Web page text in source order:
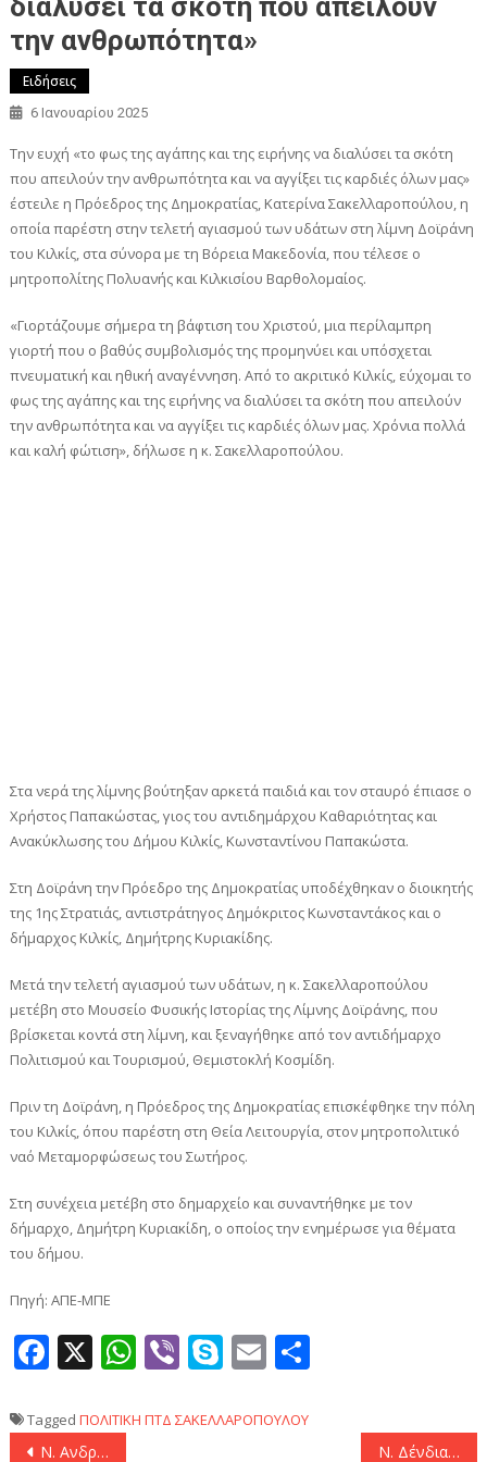
διαλύσει τα σκότη που απειλούν
την ανθρωπότητα»
Ειδήσεις
6 Ιανουαρίου 2025
Την ευχή «το φως της αγάπης και της ειρήνης να διαλύσει τα σκότη
που απειλούν την ανθρωπότητα και να αγγίξει τις καρδιές όλων μας»
έστειλε η Πρόεδρος της Δημοκρατίας, Κατερίνα Σακελλαροπούλου, η
οποία παρέστη στην τελετή αγιασμού των υδάτων στη λίμνη Δοϊράνη
του Κιλκίς, στα σύνορα με τη Βόρεια Μακεδονία, που τέλεσε ο
μητροπολίτης Πολυανής και Κιλκισίου Βαρθολομαίος.
«Γιορτάζουμε σήμερα τη βάφτιση του Χριστού, μια περίλαμπρη
γιορτή που ο βαθύς συμβολισμός της προμηνύει και υπόσχεται
πνευματική και ηθική αναγέννηση. Από το ακριτικό Κιλκίς, εύχομαι το
φως της αγάπης και της ειρήνης να διαλύσει τα σκότη που απειλούν
την ανθρωπότητα και να αγγίξει τις καρδιές όλων μας. Χρόνια πολλά
και καλή φώτιση», δήλωσε η κ. Σακελλαροπούλου.
Στα νερά της λίμνης βούτηξαν αρκετά παιδιά και τον σταυρό έπιασε ο
Χρήστος Παπακώστας, γιος του αντιδημάρχου Καθαριότητας και
Ανακύκλωσης του Δήμου Κιλκίς, Κωνσταντίνου Παπακώστα.
Στη Δοϊράνη την Πρόεδρο της Δημοκρατίας υποδέχθηκαν ο διοικητής
της 1ης Στρατιάς, αντιστράτηγος Δημόκριτος Κωνσταντάκος και ο
δήμαρχος Κιλκίς, Δημήτρης Κυριακίδης.
Μετά την τελετή αγιασμού των υδάτων, η κ. Σακελλαροπούλου
μετέβη στο Μουσείο Φυσικής Ιστορίας της Λίμνης Δοϊράνης, που
βρίσκεται κοντά στη λίμνη, και ξεναγήθηκε από τον αντιδήμαρχο
Πολιτισμού και Τουρισμού, Θεμιστοκλή Κοσμίδη.
Πριν τη Δοϊράνη, η Πρόεδρος της Δημοκρατίας επισκέφθηκε την πόλη
του Κιλκίς, όπου παρέστη στη Θεία Λειτουργία, στον μητροπολιτικό
ναό Μεταμορφώσεως του Σωτήρος.
Στη συνέχεια μετέβη στο δημαρχείο και συναντήθηκε με τον
δήμαρχο, Δημήτρη Κυριακίδη, ο οποίος την ενημέρωσε για θέματα
του δήμου.
Πηγή: ΑΠΕ-ΜΠΕ
Facebook
X WhatsApp
ViberSkype
Email
Tagged ΠΟΛΙΤΙΚΗ ΠΤΔ ΣΑΚΕΛΛΑΡΟΠΟΥΛΟΥ
Πλοήγηση
Ν. Ανδρουλάκης: «Εύχομαι η πατρίδα μας να βαδίσει σε δρόμους οικονομικής ανάπτυξης και κοινωνικής δικαιοσύνης σε μια εποχή πολλαπλών κρίσεων. Αυτό είναι το δικό μας χρέος» Ν. Δένδιας: «Η Ελλάδα διαθέτει την εθνική ισχύ και βούληση εφαρμογής των συμφωνιών που έχει υπογράψει – Και επί του πεδίου»